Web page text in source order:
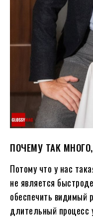
ПОЧЕМУ ТАК
Потому что у нас
не является
обеспечить видимый
длительный процесс